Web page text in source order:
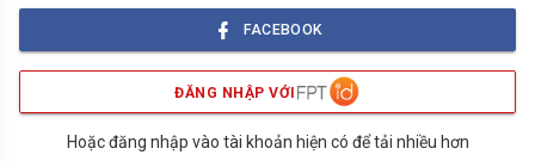
FACEBOOK
ĐĂNG NHẬP VỚI
Hoặc đăng nhập vào tài khoản hiện có để tải nhiều hơn